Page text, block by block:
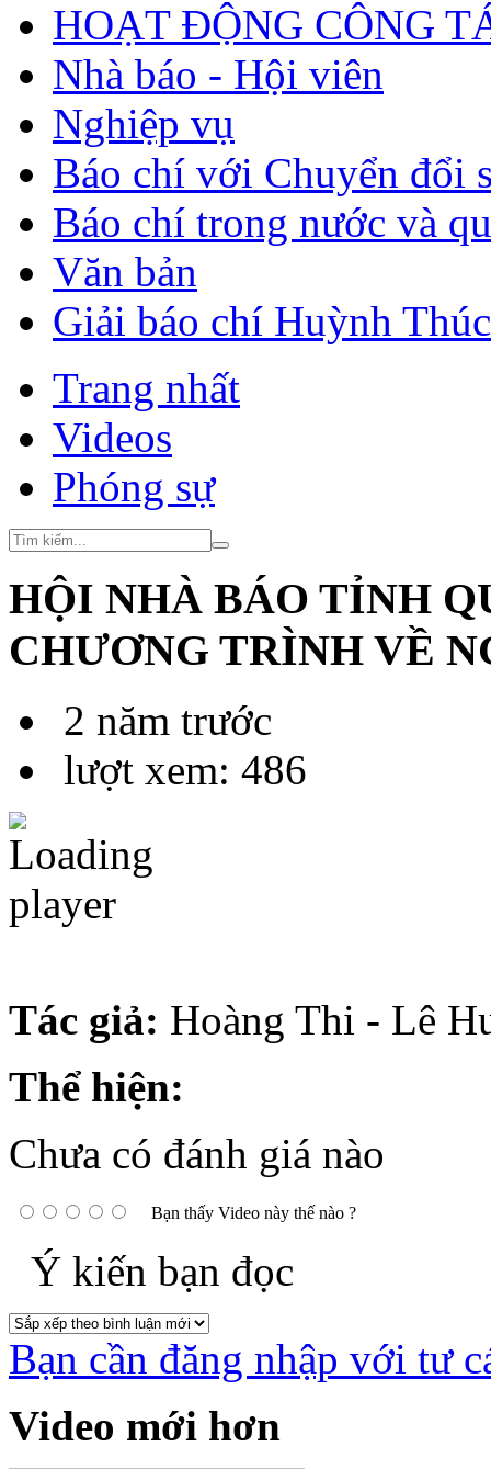
HOẠT ĐỘNG CÔNG
Nhà báo - Hội viên
Nghiệp vụ
Báo chí với Chuyển đổi
Báo chí trong nước và
Văn bản
Giải báo chí Huỳnh
Trang nhất
Videos
Phóng sự
HỘI NHÀ BÁO TỈNH
CHƯƠNG TRÌNH VỀ
2 năm trước
lượt xem: 486
Tác giả: Hoàng Thi - Lê
Thể hiện:
Chưa có đánh giá nào
Bạn thấy Video này thế nào ?
Ý kiến bạn đọc
Bạn cần đăng nhập với tư
Video mới hơn